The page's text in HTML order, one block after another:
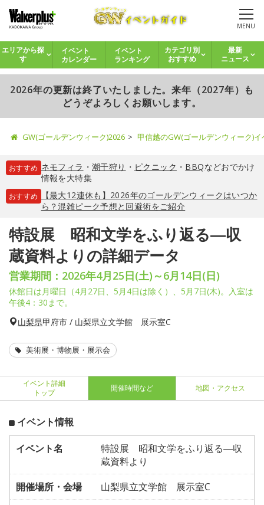
MENU
エリアから探
す
イベント
カレンダー
イベント
ランキング
カテゴリ別
おすすめ
最新
ニュース
2026年の更新は終了いたしました。来年（2027年）も
どうぞよろしくお願いします。
GW(ゴールデンウィーク)2026 甲信越のGW(ゴールデンウィーク)
おすすめ ネモフィラ ・ 潮干狩り ・ ピクニック ・ BBQなどおでかけ
情報を大特集
おすすめ
【最大12連休も】2026年のゴールデンウィークはいつか
ら？混雑ピーク予想と回避術をご紹介
特設展 昭和文学をふり返る―収
蔵資料よりの詳細データ
営業期間：2026年4月25日(土)～6月14日(日)
休館日は月曜日（4月27日、5月4日は除く）、5月7日(木)。入室は
午後4：30まで。
山梨県甲府市 / 山梨県立文学館 展示室C
美術展・博物展・展示会
イベント詳細
トップ
開催時間など 地図・アクセス
イベント情報
イベント名
特設展 昭和文学をふり返る―収
蔵資料より
開催場所・会場
山梨県立文学館 展示室C